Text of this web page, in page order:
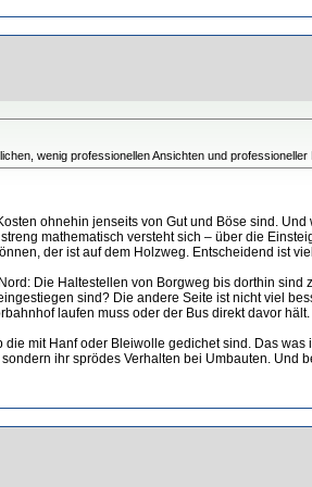
wenig professionellen Ansichten und professioneller
ohnehin jenseits von Gut und Böse sind.
mathematisch versteht sich – über die
der ist auf dem Holzweg. Entscheidend ist
Die Haltestellen von Borgweg bis dorthin
sind? Die andere Seite ist nicht viel
laufen muss oder der Bus direkt davor hält.
mit Hanf oder Bleiwolle gedichet sind. Das
ihr sprödes Verhalten bei Umbauten. Und